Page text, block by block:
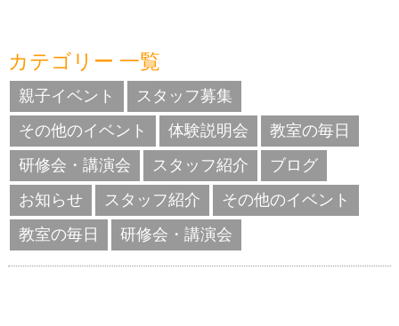
カテゴリー 一覧
親子イベント
スタッフ募集
その他のイベント
体験説明会
教室の毎日
研修会・講演会
スタッフ紹介
ブログ
お知らせ
スタッフ紹介
その他のイベント
教室の毎日
研修会・講演会